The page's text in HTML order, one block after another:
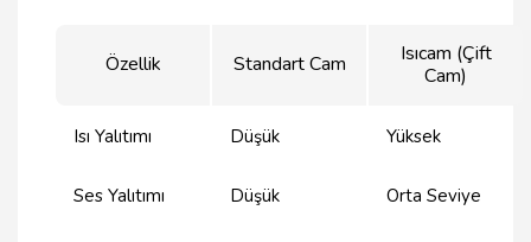
Özellik Standart Cam
Isıcam (Çift
Cam)
Isı Yalıtımı Düşük Yüksek
Ses Yalıtımı Düşük Orta Seviye